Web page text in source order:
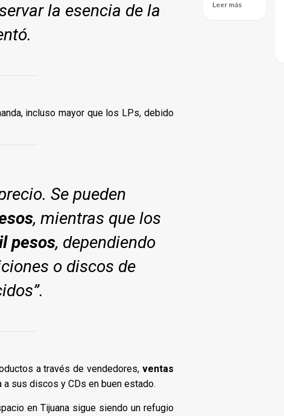
la esencia de la
incluso mayor que los LPs, debido
Se pueden
, mientras que los
pesos, dependiendo
o discos de
a través de vendedores, ventas
sus discos y CDs en buen estado.
en Tijuana sigue siendo un refugio
Leer más